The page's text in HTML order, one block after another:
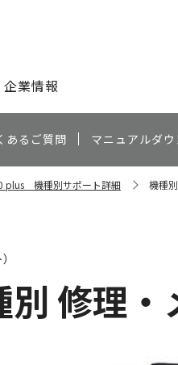
企業情報
あるご質問 マニュアルダウ
plus 機種別サポート詳細 機種
別 修理